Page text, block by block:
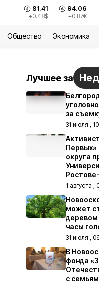
81.41
+0.48$
94.06
+0.87€
Общество Экономика
Лучшее за
за
31 июля ,
Первых»
округа
1 августа ,
может
деревом
часы
31 июля ,
В
фонда
с